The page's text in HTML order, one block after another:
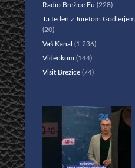
Radio Brežice Eu (228)
Ta teden z Juretom Godlerjem
(20)
Vaš Kanal (1.236)
Videokom (144)
Visit Brežice (74)